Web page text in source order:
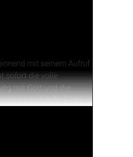
mit seinem Aufruf
sofort die volle
mit Gott und die
menschliche Seite,